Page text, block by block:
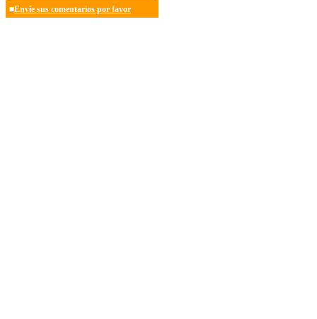
■Envíe sus comentarios por favor